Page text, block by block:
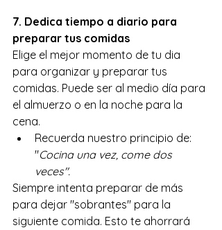
7. Dedica tiempo a diario para
preparar tus comidas
Elige el mejor momento de tu dia
para organizar y preparar tus
comidas. Puede ser al medio día para
el almuerzo o en la noche para la
cena.
Recuerda nuestro principio de:
"Cocina una vez, come dos
veces".
Siempre intenta preparar de más
para dejar "sobrantes" para la
siguiente comida. Esto te ahorrará